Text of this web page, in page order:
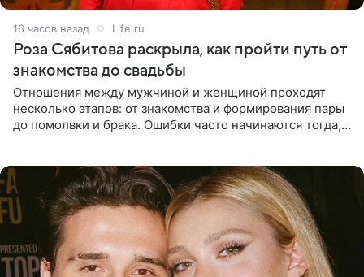
16 часов назад Life.ru
Роза Сябитова раскрыла, как пройти путь от
знакомства до свадьбы
Отношения между мужчиной и женщиной проходят
несколько этапов: от знакомства и формирования пары
до помолвки и брака. Ошибки часто начинаются тогда,